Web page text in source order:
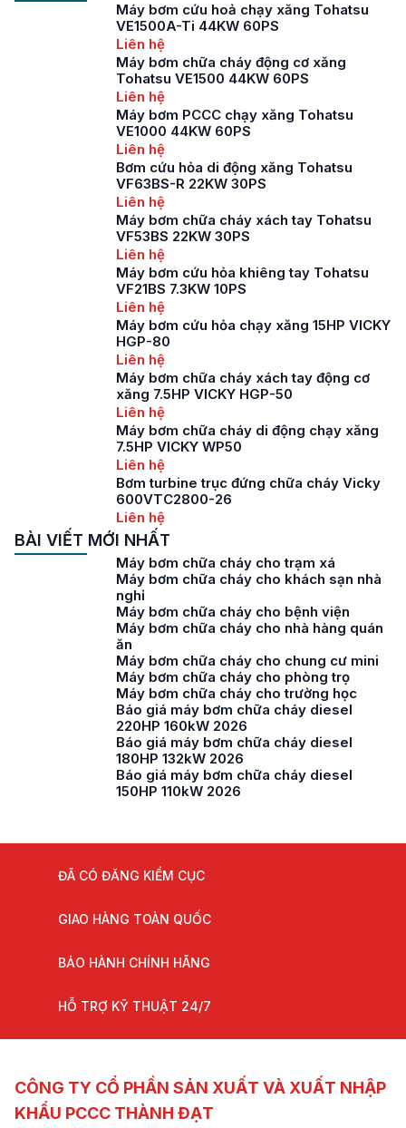
Máy bơm cứu hoả chạy xăng Tohatsu
VE1500A-Ti 44KW 60PS
Liên hệ
Máy bơm chữa cháy động cơ xăng
Tohatsu VE1500 44KW 60PS
Liên hệ
Máy bơm PCCC chạy xăng Tohatsu
VE1000 44KW 60PS
Liên hệ
Bơm cứu hỏa di động xăng Tohatsu
VF63BS-R 22KW 30PS
Liên hệ
Máy bơm chữa cháy xách tay Tohatsu
VF53BS 22KW 30PS
Liên hệ
Máy bơm cứu hỏa khiêng tay Tohatsu
VF21BS 7.3KW 10PS
Liên hệ
Máy bơm cứu hỏa chạy xăng 15HP VICKY
HGP-80
Liên hệ
Máy bơm chữa cháy xách tay động cơ
xăng 7.5HP VICKY HGP-50
Liên hệ
Máy bơm chữa cháy di động chạy xăng
7.5HP VICKY WP50
Liên hệ
Bơm turbine trục đứng chữa cháy Vicky
600VTC2800-26
Liên hệ
BÀI VIẾT MỚI NHẤT
Máy bơm chữa cháy cho trạm xá
Máy bơm chữa cháy cho khách sạn nhà
nghỉ
Máy bơm chữa cháy cho bệnh viện
Máy bơm chữa cháy cho nhà hàng quán
ăn
Máy bơm chữa cháy cho chung cư mini
Máy bơm chữa cháy cho phòng trọ
Máy bơm chữa cháy cho trường học
Báo giá máy bơm chữa cháy diesel
220HP 160kW 2026
Báo giá máy bơm chữa cháy diesel
180HP 132kW 2026
Báo giá máy bơm chữa cháy diesel
150HP 110kW 2026
ĐÃ CÓ ĐĂNG KIỂM CỤC
GIAO HÀNG TOÀN QUỐC
BẢO HÀNH CHÍNH HÃNG
HỖ TRỢ KỸ THUẬT 24/7
CÔNG TY CỔ PHẦN SẢN XUẤT VÀ XUẤT NHẬP
KHẨU PCCC THÀNH ĐẠT